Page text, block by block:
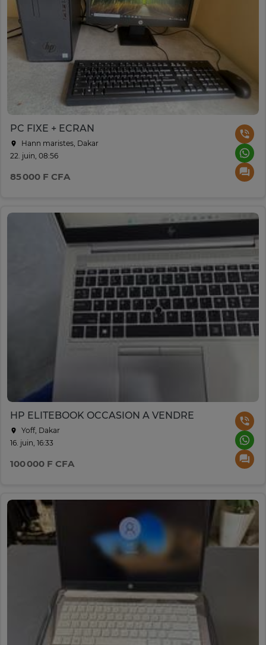
PC FIXE + ECRAN
Hann maristes, Dakar
22. juin, 08:56
85 000 F CFA
HP ELITEBOOK OCCASION A VENDRE
Yoff, Dakar
16. juin, 16:33
100 000 F CFA